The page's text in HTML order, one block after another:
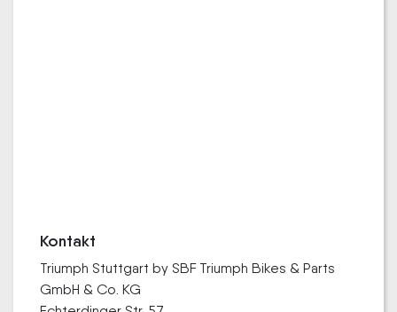
Kontakt
Triumph Stuttgart by SBF Triumph Bikes & Parts
GmbH & Co. KG